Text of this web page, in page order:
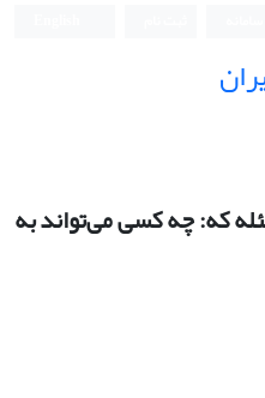
که: چه کسی می‌تواند به